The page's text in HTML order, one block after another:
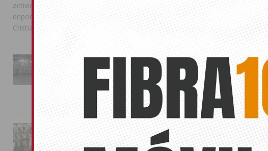
actividades familiares, competiciones
deportivas y las celebraciones de Moros y
Cristianos
La Entrada Cristiana llena de
esplendor las calles de
Almoradí en una multitudinaria
jornada festera
02/08/2026
La magia de la Entrada Mora
conquista las calles de
Almoradí